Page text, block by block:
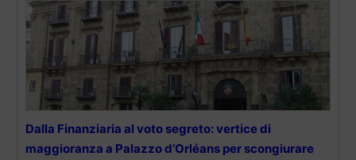
Dalla Finanziaria al voto segreto: vertice di
maggioranza a Palazzo d’Orléans per scongiurare